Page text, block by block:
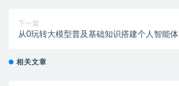
下一篇
从0玩转大模型普及基础知识搭建个人智能体
相关文章